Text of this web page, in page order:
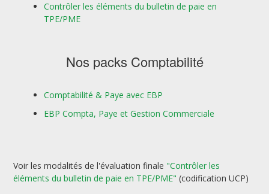
Contrôler les éléments du bulletin de paie en
TPE/PME
Nos packs Comptabilité
Comptabilité & Paye avec EBP
EBP Compta, Paye et Gestion Commerciale
Voir les modalités de l'évaluation finale "Contrôler les
éléments du bulletin de paie en TPE/PME" (codification UCP)